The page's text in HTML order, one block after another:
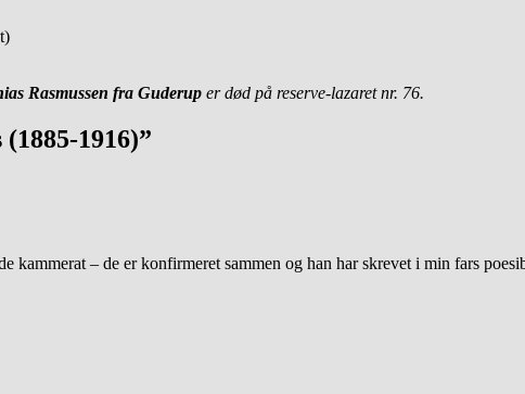
Rasmussen fra Guderup er død på reserve-lazaret nr. 76.
1916)”
kammerat – de er konfirmeret sammen og han har skrevet i min fars